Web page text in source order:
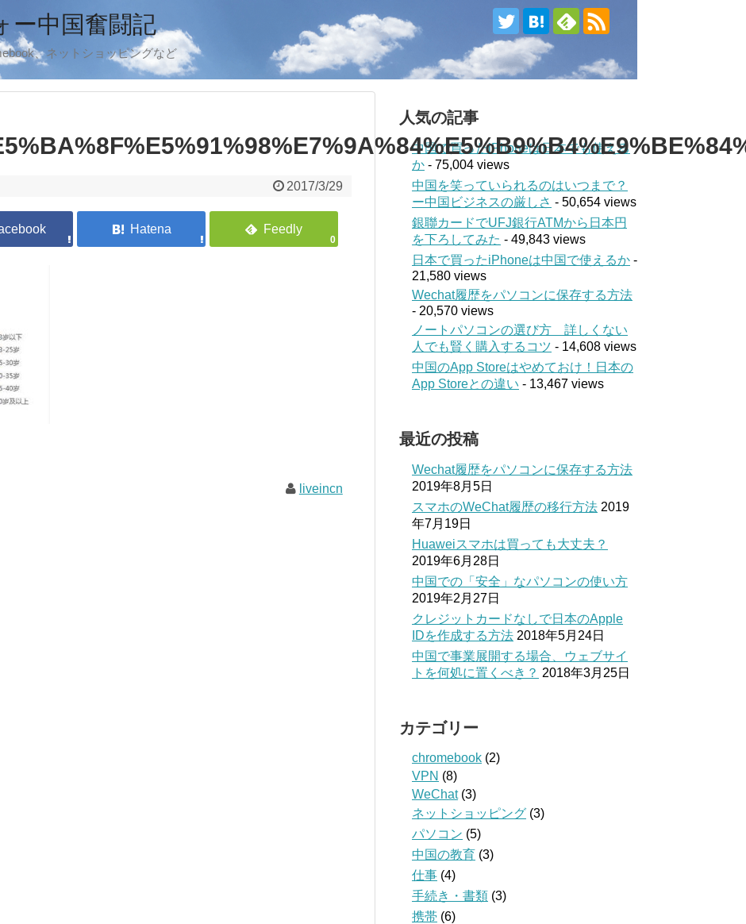
ー中国奮闘記
、ネットショッピングなど
2017/3/29
0
liveincn
人気の記事
中国で買ったiPhoneは日本でも使える
か - 75,004 views
中国を笑っていられるのはいつまで？
ー中国ビジネスの厳しさ - 50,654 views
銀聯カードでUFJ銀行ATMから日本円
を下ろしてみた - 49,843 views
日本で買ったiPhoneは中国で使えるか -
21,580 views
Wechat履歴をパソコンに保存する方法
- 20,570 views
ノートパソコンの選び方 詳しくない
人でも賢く購入するコツ - 14,608 views
中国のApp Storeはやめておけ！日本の
App Storeとの違い - 13,467 views
最近の投稿
Wechat履歴をパソコンに保存する方法
2019年8月5日
スマホのWeChat履歴の移行方法 2019
年7月19日
Huaweiスマホは買っても大丈夫？
2019年6月28日
中国での「安全」なパソコンの使い方
2019年2月27日
クレジットカードなしで日本のApple
IDを作成する方法 2018年5月24日
中国で事業展開する場合、ウェブサイ
トを何処に置くべき？ 2018年3月25日
カテゴリー
chromebook (2)
VPN (8)
WeChat(3)
ネットショッピング (3)
パソコン (5)
中国の教育 (3)
仕事 (4)
手続き・書類 (3)
携帯 (6)